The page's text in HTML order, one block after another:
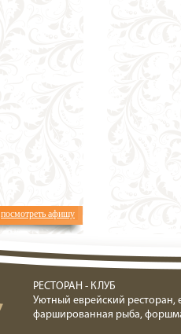
посмотреть афишу
РЕСТОРАН - КЛУБ
Уютный еврейский ресторан,
фаршированная рыба,